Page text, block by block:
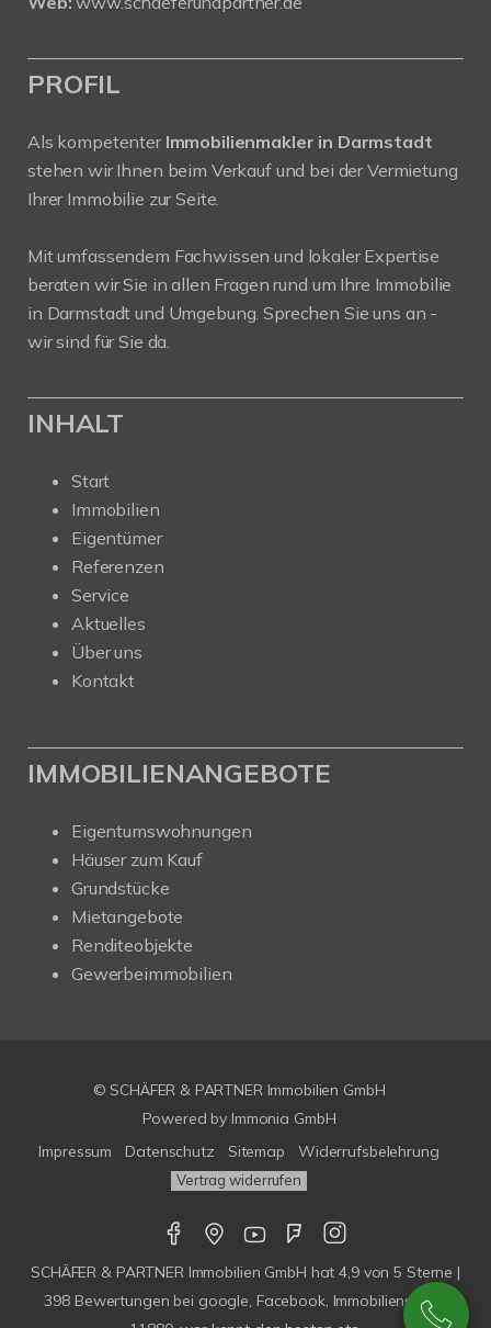
PROFIL
Als kompetenter Immobilienmakler in Darmstadt
stehen wir Ihnen beim Verkauf und bei der Vermietung
Ihrer Immobilie zur Seite.
Mit umfassendem Fachwissen und lokaler Expertise
beraten wir Sie in allen Fragen rund um Ihre Immobilie
in Darmstadt und Umgebung. Sprechen Sie uns an -
wir sind für Sie da.
INHALT
Start
Immobilien
Eigentümer
Referenzen
Service
Aktuelles
Über uns
Kontakt
IMMOBILIENANGEBOTE
Eigentumswohnungen
Häuser zum Kauf
Grundstücke
Mietangebote
Renditeobjekte
Gewerbeimmobilien
© SCHÄFER & PARTNER Immobilien GmbH
Powered by Immonia GmbH
Impressum
Datenschutz Sitemap Widerrufsbelehrung
Vertrag widerrufen
SCHÄFER & PARTNER Immobilien GmbH hat4,9von5 Sterne |
398 Bewertungen bei google, Facebook, Immobilienscout,